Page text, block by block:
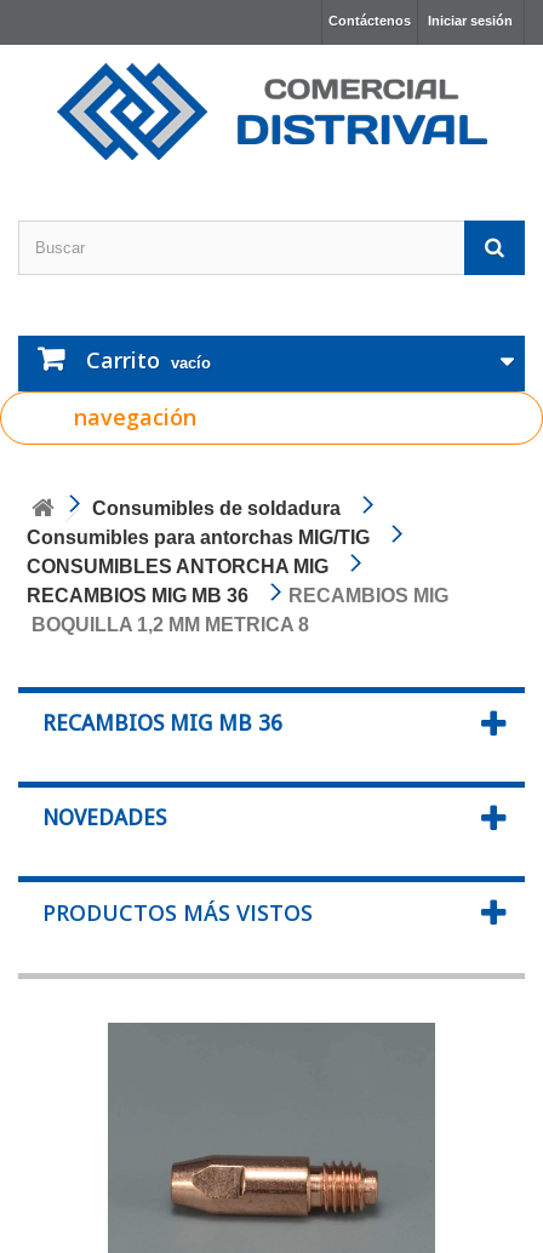
Iniciar sesión
Contáctenos
Carrito vacío
navegación
Consumibles de soldadura
Consumibles para antorchas MIG/TIG
CONSUMIBLES ANTORCHA MIG
RECAMBIOS MIG MB 36
RECAMBIOS MIG
BOQUILLA 1,2 MM METRICA 8
RECAMBIOS MIG MB 36
NOVEDADES
PRODUCTOS MÁS VISTOS